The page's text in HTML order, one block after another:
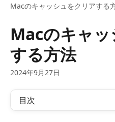
Macのキャッシュをクリアする
Macのキャ
する方法
2024年9月27日
目次